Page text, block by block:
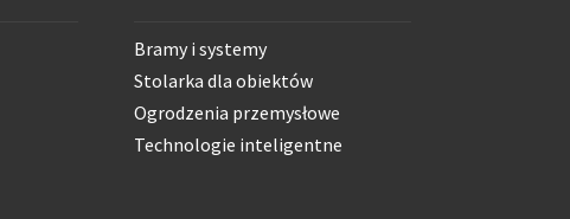
Bramy i systemy
Stolarka dla obiektów
Ogrodzenia przemysłowe
Technologie inteligentne